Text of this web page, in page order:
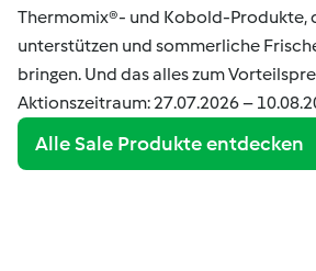
Thermomix®- und Kobold-Produkte,
unterstützen und sommerliche
bringen. Und das alles zum
Aktionszeitraum: 27.07.2026 –
Alle Sale Produkte entdecken